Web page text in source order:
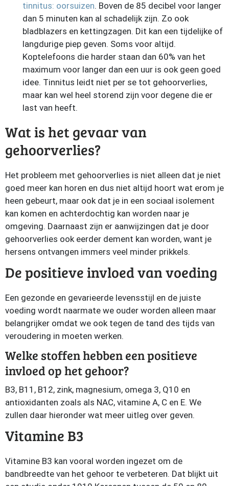
tinnitus: oorsuizen. Boven de 85 decibel voor langer
dan 5 minuten kan al schadelijk zijn. Zo ook
bladblazers en kettingzagen. Dit kan een tijdelijke of
langdurige piep geven. Soms voor altijd.
Koptelefoons die harder staan dan 60% van het
maximum voor langer dan een uur is ook geen goed
idee. Tinnitus leidt niet per se tot gehoorverlies,
maar kan wel heel storend zijn voor degene die er
last van heeft.
Wat is het gevaar van
gehoorverlies?
Het probleem met gehoorverlies is niet alleen dat je niet
goed meer kan horen en dus niet altijd hoort wat erom je
heen gebeurt, maar ook dat je in een sociaal isolement
kan komen en achterdochtig kan worden naar je
omgeving. Daarnaast zijn er aanwijzingen dat je door
gehoorverlies ook eerder dement kan worden, want je
hersens ontvangen immers veel minder prikkels.
De positieve invloed van voeding
Een gezonde en gevarieerde levensstijl en de juiste
voeding wordt naarmate we ouder worden alleen maar
belangrijker omdat we ook tegen de tand des tijds van
veroudering in moeten werken.
Welke stoffen hebben een positieve
invloed op het gehoor?
B3, B11, B12, zink, magnesium, omega 3, Q10 en
antioxidanten zoals als NAC, vitamine A, C en E. We
zullen daar hieronder wat meer uitleg over geven.
Vitamine B3
Vitamine B3 kan vooral worden ingezet om de
bandbreedte van het gehoor te verbeteren. Dat blijkt uit